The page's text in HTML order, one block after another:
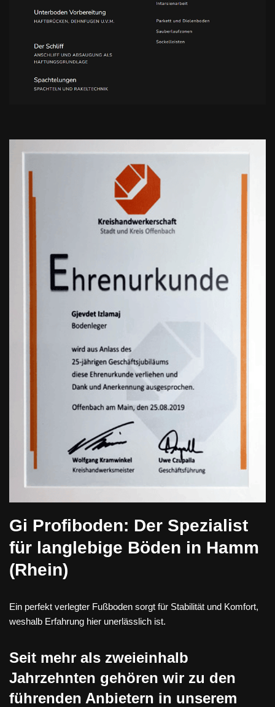
Gi Profiboden: Der Spezialist
für langlebige Böden in Hamm
(Rhein)
Ein perfekt verlegter Fußboden sorgt für Stabilität und Komfort,
weshalb Erfahrung hier unerlässlich ist.
Seit mehr als zweieinhalb
Jahrzehnten gehören wir zu den
führenden Anbietern in unserem